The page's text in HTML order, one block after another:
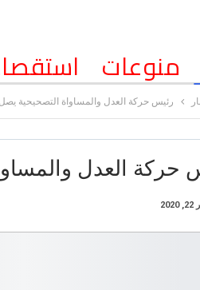
منوعات
رئيس حركة العدل والمساواة التصحيحية
حركة العدل